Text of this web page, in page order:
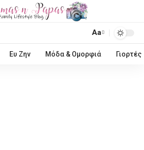
Aa
Ευ Ζην Μόδα & Ομορφιά Γιορτές